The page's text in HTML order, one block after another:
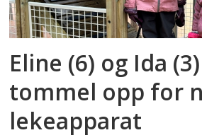
Eline (6) og Ida
tommel opp for
lekeapparat